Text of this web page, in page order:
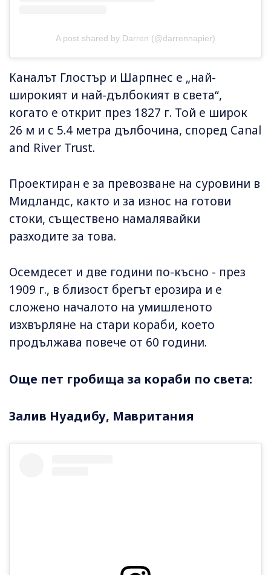
A post shared by Darren (@darrennapier)
Каналът Глостър и Шарпнес е „най-
широкият и най-дълбокият в света“,
когато е открит през 1827 г. Той е широк
26 м и с 5.4 метра дълбочина, според Canal
and River Trust.
Проектиран е за превозване на суровини в
Мидландс, както и за износ на готови
стоки, съществено намалявайки
разходите за това.
Осемдесет и две години по-късно - през
1909 г., в близост брегът ерозира и е
сложено началото на умишленото
изхвърляне на стари кораби, което
продължава повече от 60 години.
Още пет гробища за кораби по света:
Залив Нуадибу, Мавритания